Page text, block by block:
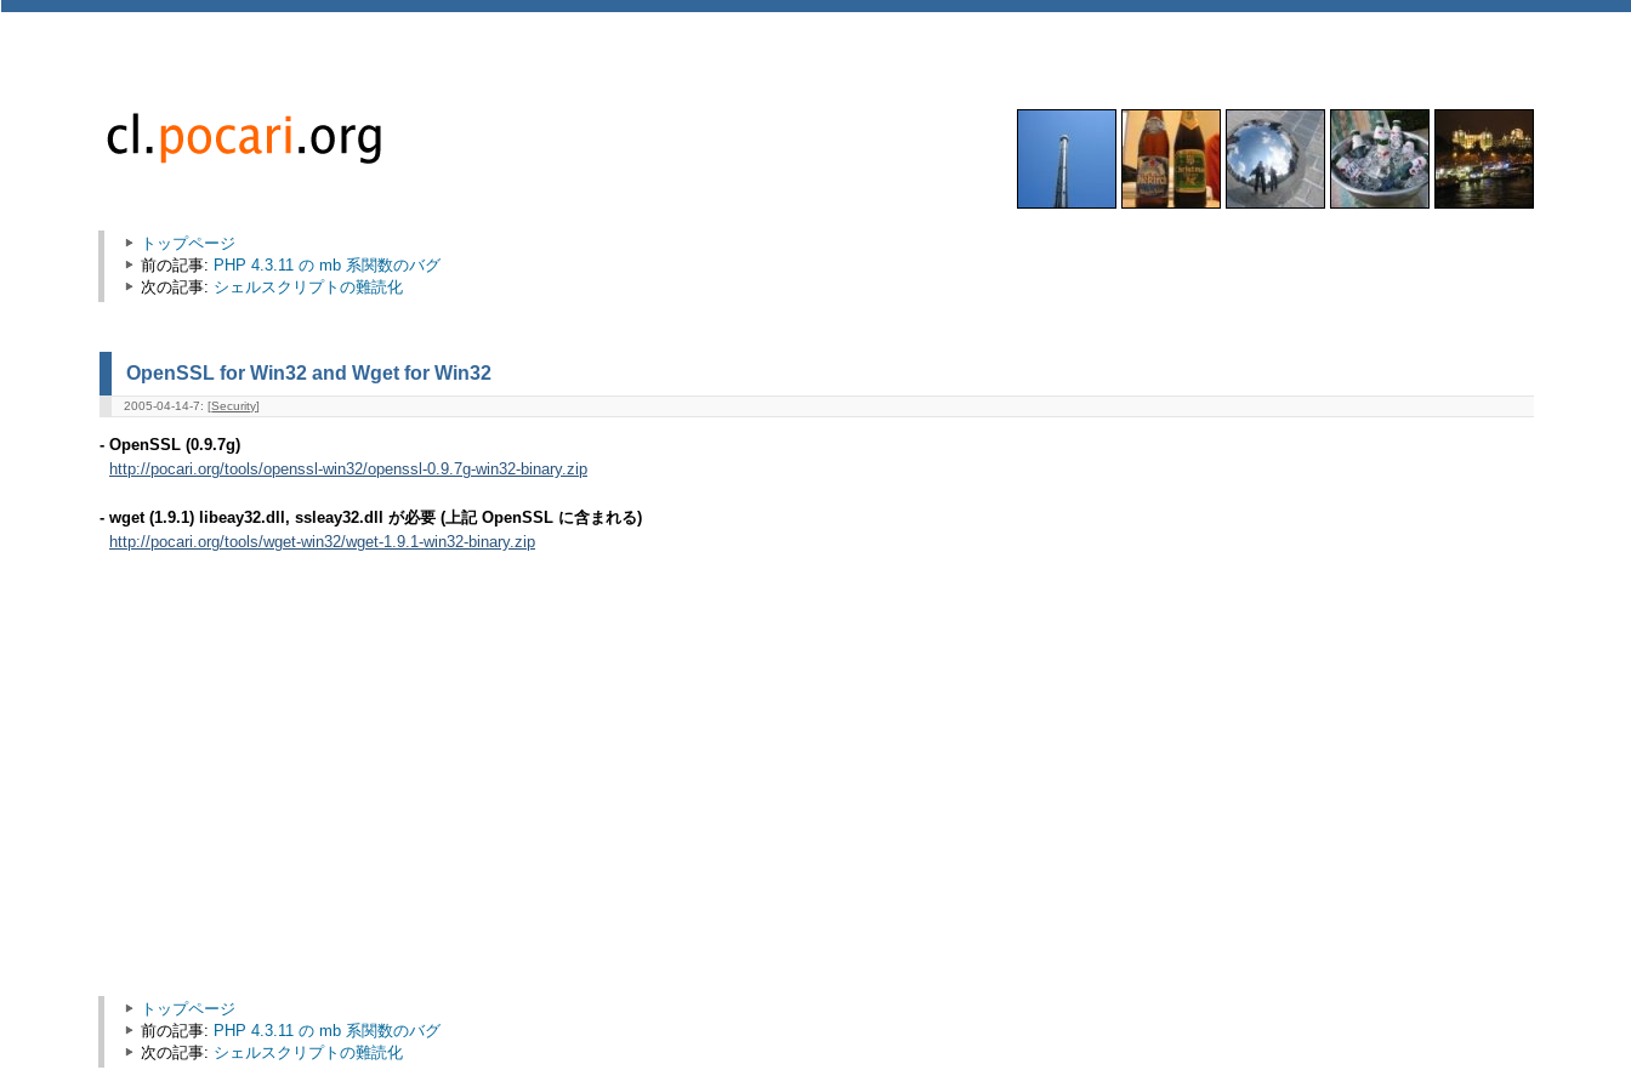
トップページ
前の記事: PHP 4.3.11 の mb 系関数のバグ
次の記事: シェルスクリプトの難読化
OpenSSL for Win32 and Wget for Win32
2005-04-14-7: [Security]
- OpenSSL (0.9.7g)
http://pocari.org/tools/openssl-win32/openssl-0.9.7g-win32-binary.zip
- wget (1.9.1) libeay32.dll, ssleay32.dll が必要 (上記 OpenSSL に含まれる)
http://pocari.org/tools/wget-win32/wget-1.9.1-win32-binary.zip
トップページ
前の記事: PHP 4.3.11 の mb 系関数のバグ
次の記事: シェルスクリプトの難読化